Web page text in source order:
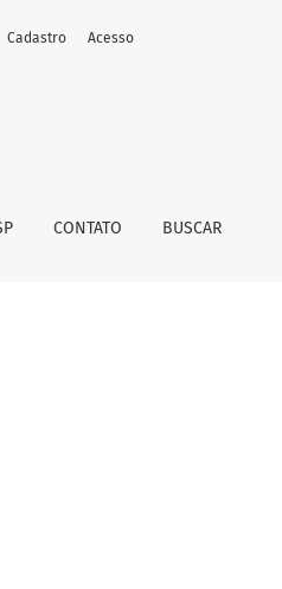
CONTATO BUSCAR
Cadastro Acesso